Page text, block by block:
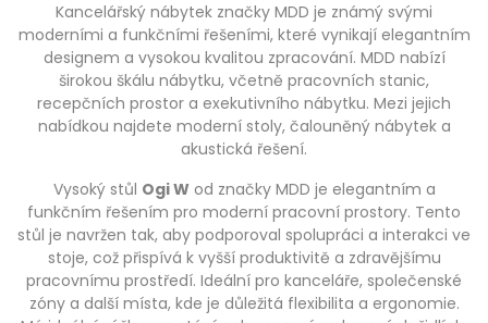
Kancelářský nábytek značky MDD je známý svými
moderními a funkčními řešeními, které vynikají elegantním
designem a vysokou kvalitou zpracování. MDD nabízí
širokou škálu nábytku, včetně pracovních stanic,
recepčních prostor a exekutivního nábytku. Mezi jejich
nabídkou najdete moderní stoly, čalouněný nábytek a
akustická řešení.
Vysoký stůl Ogi Wod značky MDD je elegantním a
funkčním řešením pro moderní pracovní prostory. Tento
stůl je navržen tak, aby podporoval spolupráci a interakci ve
stoje, což přispívá k vyšší produktivitě a zdravějšímu
pracovnímu prostředí. Ideální pro kanceláře, společenské
zóny a další místa, kde je důležitá flexibilita a ergonomie.